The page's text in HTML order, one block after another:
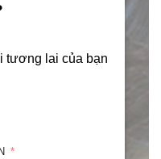
tương lai của bạn